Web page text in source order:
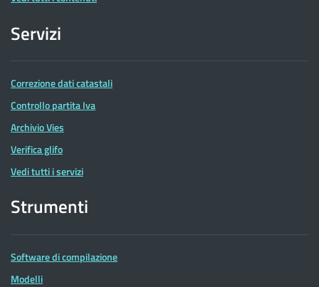
Servizi
Correzione dati catastali
Controllo partita Iva
Archivio Vies
Verifica glifo
Vedi tutti i servizi
Strumenti
Software di compilazione
Modelli